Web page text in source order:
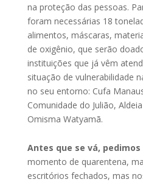
na proteção das pessoas.
foram necessárias 18
alimentos, máscaras,
de oxigênio, que serão
instituições que já vêm
situação de vulnerabilidade
no seu entorno: Cufa
Comunidade do Julião,
Omisma Watyamã.
Antes que se vá, pedimos
momento de quarentena,
escritórios fechados, mas